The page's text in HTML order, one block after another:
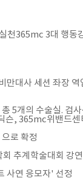
실천365mc 3대 행동
만대사 세션 좌장 역
5개의 수술실. 검
슨, 365mc위밴드센
로 확정
추계학술대회 강연
사연 응모자' 선정